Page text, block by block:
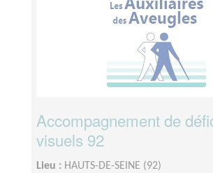
Accompagnement de
visuels 92
Lieu : HAUTS-DE-SEINE (92)